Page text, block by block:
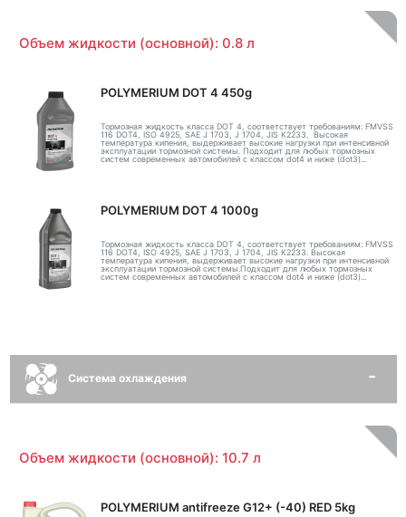
Объем жидкости (основной): 0.8 л
POLYMERIUM DOT 4 450g
Тормозная жидкость класса DOT 4, соответствует требованиям: FMVSS
116 DOT4, ISO 4925, SAE J 1703, J 1704, JIS K2233. Высокая
температура кипения, выдерживает высокие нагрузки при интенсивной
эксплуатации тормозной системы. Подходит для любых тормозных
систем современных автомобилей с классом dot4 и ниже (dot3)...
POLYMERIUM DOT 4 1000g
Тормозная жидкость класса DOT 4, соответствует требованиям: FMVSS
116 DOT4, ISO 4925, SAE J 1703, J 1704, JIS K2233. Высокая
температура кипения, выдерживает высокие нагрузки при интенсивной
эксплуатации тормозной системы.Подходит для любых тормозных
систем современных автомобилей с классом dot4 и ниже (dot3)...
Система охлаждения
Объем жидкости (основной): 10.7 л
POLYMERIUM antifreeze G12+ (-40) RED 5kg